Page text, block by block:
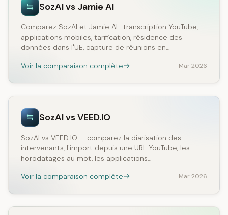
SozAI vs Jamie AI
Comparez SozAI et Jamie AI : transcription YouTube,
applications mobiles, tarification, résidence des
données dans l'UE, capture de réunions en…
Voir la comparaison complète
Mar 2026
SozAI vs VEED.IO
SozAI vs VEED.IO — comparez la diarisation des
intervenants, l'import depuis une URL YouTube, les
horodatages au mot, les applications…
Voir la comparaison complète
Mar 2026